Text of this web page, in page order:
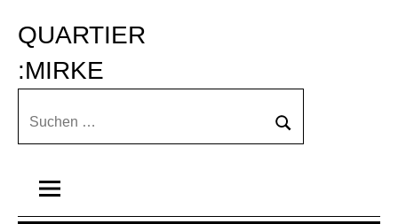
Inhalt
springen
QUARTIER
:MIRKE
Suchen
Suchen